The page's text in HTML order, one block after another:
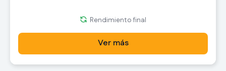
Rendimiento final
Ver más